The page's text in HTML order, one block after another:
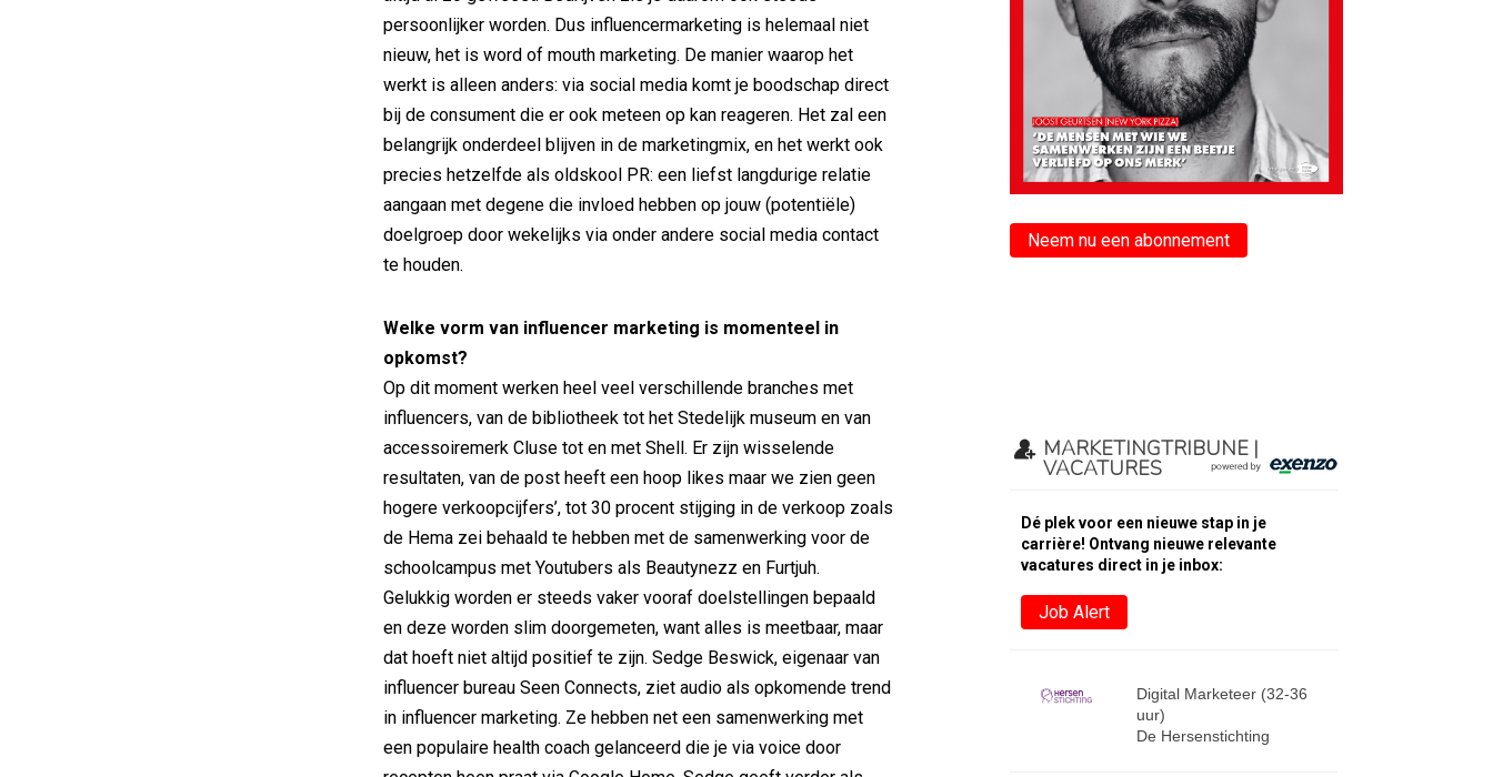
persoonlijker worden. Dus influencermarketing is helemaal niet
nieuw, het is word of mouth marketing. De manier waarop het
werkt is alleen anders: via social media komt je boodschap direct
bij de consument die er ook meteen op kan reageren. Het zal een
belangrijk onderdeel blijven in de marketingmix, en het werkt ook
precies hetzelfde als oldskool PR: een liefst langdurige relatie
aangaan met degene die invloed hebben op jouw (potentiële)
doelgroep door wekelijks via onder andere social media contact
te houden.
Welke vorm van influencer marketing is momenteel in
opkomst?
Op dit moment werken heel veel verschillende branches met
influencers, van de bibliotheek tot het Stedelijk museum en van
accessoiremerk Cluse tot en met Shell. Er zijn wisselende
resultaten, van de post heeft een hoop likes maar we zien geen
hogere verkoopcijfers’, tot 30 procent stijging in de verkoop zoals
de Hema zei behaald te hebben met de samenwerking voor de
schoolcampus met Youtubers als Beautynezz en Furtjuh.
Gelukkig worden er steeds vaker vooraf doelstellingen bepaald
en deze worden slim doorgemeten, want alles is meetbaar, maar
dat hoeft niet altijd positief te zijn. Sedge Beswick, eigenaar van
influencer bureau Seen Connects, ziet audio als opkomende trend
in influencer marketing. Ze hebben net een samenwerking met
een populaire health coach gelanceerd die je via voice door
Neem nu een abonnement
MARKETINGTRIBUNE |
VACATURES
Dé plek voor een nieuwe stap in je
carrière! Ontvang nieuwe relevante
vacatures direct in je inbox:
Job Alert
Digital Marketeer (32-36
uur)
De Hersenstichting